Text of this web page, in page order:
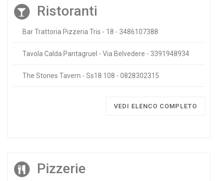
Ristoranti
Bar Trattoria Pizzeria Tris - 18 - 3486107388
Tavola Calda Pantagruel - Via Belvedere - 3391948934
The Stones Tavern - Ss18 108 - 0828302315
VEDI ELENCO COMPLETO
Pizzerie